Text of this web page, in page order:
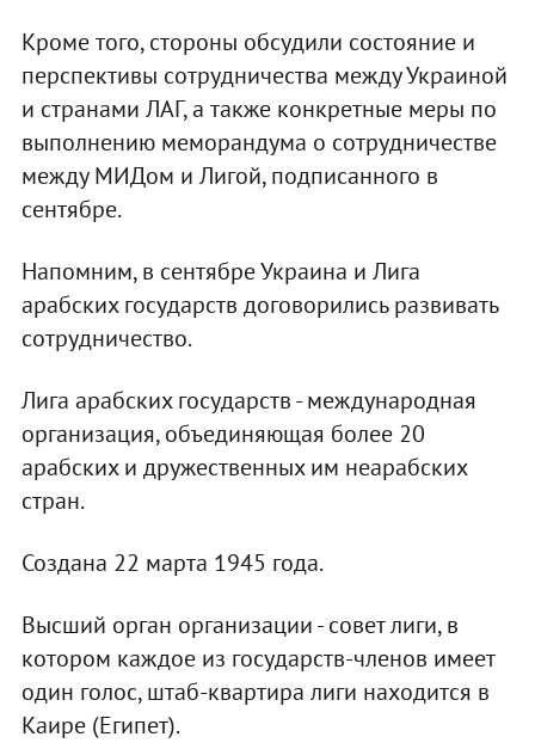
Кроме того, стороны обсудили состояние и
перспективы сотрудничества между Украиной
и странами ЛАГ, а также конкретные меры по
выполнению меморандума о сотрудничестве
между МИДом и Лигой, подписанного в
сентябре.
Напомним, в сентябре Украина и Лига
арабских государств договорились развивать
сотрудничество.
Лига арабских государств - международная
организация, объединяющая более 20
арабских и дружественных им неарабских
стран.
Создана 22 марта 1945 года.
Высший орган организации - совет лиги, в
котором каждое из государств-членов имеет
один голос, штаб-квартира лиги находится в
Каире (Египет).